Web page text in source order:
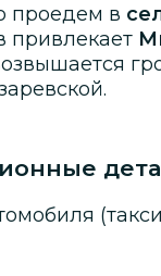
проедем в
привлекает